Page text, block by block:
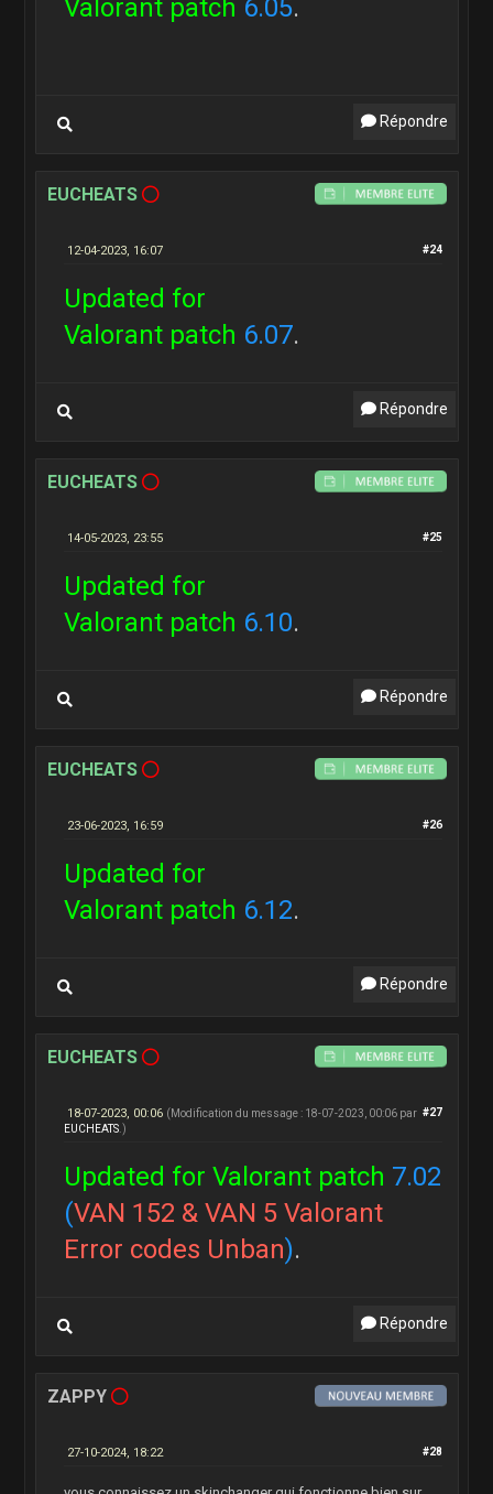
Valorant patch 6.05.
Répondre
EUCHEATS
#24
12-04-2023, 16:07
Updated for
Valorant patch 6.07.
Répondre
EUCHEATS
#25
14-05-2023, 23:55
Updated for
Valorant patch 6.10.
Répondre
EUCHEATS
#26
23-06-2023, 16:59
Updated for
Valorant patch 6.12.
Répondre
EUCHEATS
#27
18-07-2023, 00:06 (Modification du message : 18-07-2023, 00:06 par
EUCHEATS.)
Updated for Valorant patch 7.02
(VAN 152 & VAN 5 Valorant
Error codes Unban).
Répondre
ZAPPY
#28
27-10-2024, 18:22